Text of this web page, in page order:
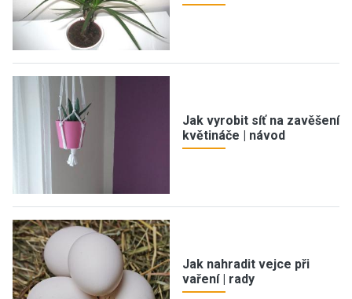
Jak vyrobit síť na zavěšení
květináče | návod
Jak nahradit vejce při
vaření | rady